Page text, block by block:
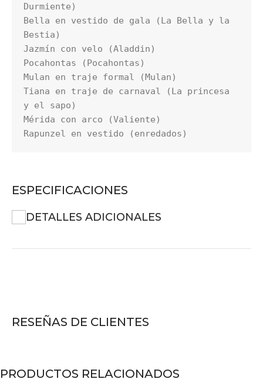
Durmiente)
Bella en vestido de gala (La Bella y la
Bestia)
Jazmín con velo (Aladdin)
Pocahontas (Pocahontas)
Mulan en traje formal (Mulan)
Tiana en traje de carnaval (La princesa
y el sapo)
Mérida con arco (Valiente)
Rapunzel en vestido (enredados)
ESPECIFICACIONES
DETALLES ADICIONALES
RESEÑAS DE CLIENTES
PRODUCTOS RELACIONADOS